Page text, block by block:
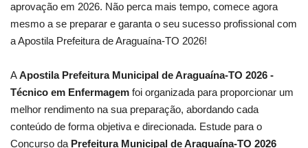
aprovação em 2026. Não perca mais tempo, comece agora
mesmo a se preparar e garanta o seu sucesso profissional com
a Apostila Prefeitura de Araguaína-TO 2026!
AApostila Prefeitura Municipal de Araguaína-TO 2026 -
Técnico em Enfermagem foi organizada para proporcionar um
melhor rendimento na sua preparação, abordando cada
conteúdo de forma objetiva e direcionada. Estude para o
Concurso da Prefeitura Municipal de Araguaína-TO 2026